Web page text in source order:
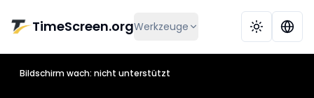
TimeScreen.orgWerkzeuge
Bildschirm wach: nicht unterstützt